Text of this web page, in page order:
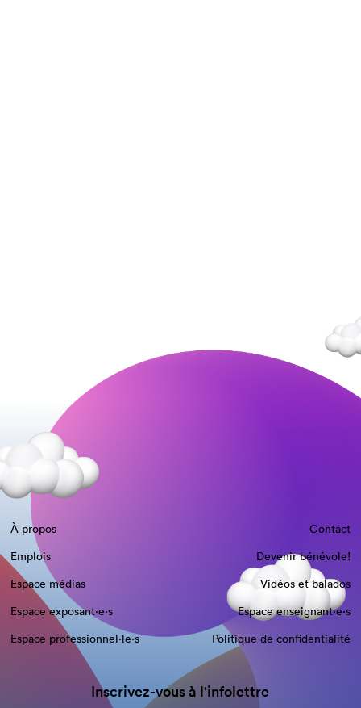
À propos
Contact
Emplois
Devenir bénévole!
Espace médias
Vidéos et balados
Espace exposant·e⋅s
Espace enseignant·e⋅s
Espace professionnel·le⋅s
Politique de confidentialité
Inscrivez-vous à l'infolettre